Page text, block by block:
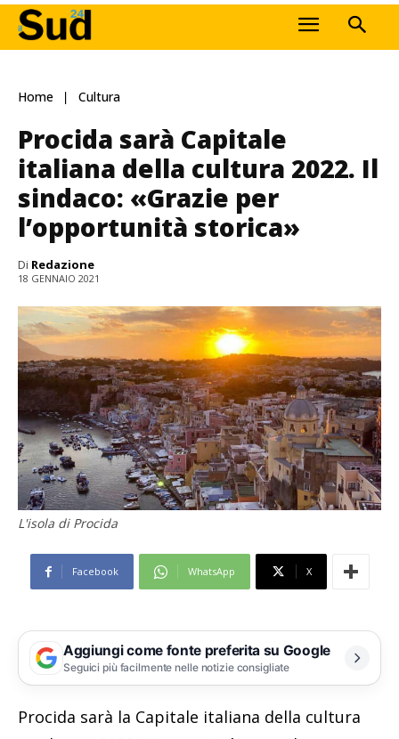
Home Cultura
Procida sarà Capitale
italiana della cultura 2022. Il
sindaco: «Grazie per
l’opportunità storica»
Di Redazione
18 GENNAIO 2021
L'isola di Procida
Facebook WhatsApp X
Aggiungi come fonte preferita su Google
Seguici più facilmente nelle notizie consigliate
Procida sarà la Capitale italiana della cultura